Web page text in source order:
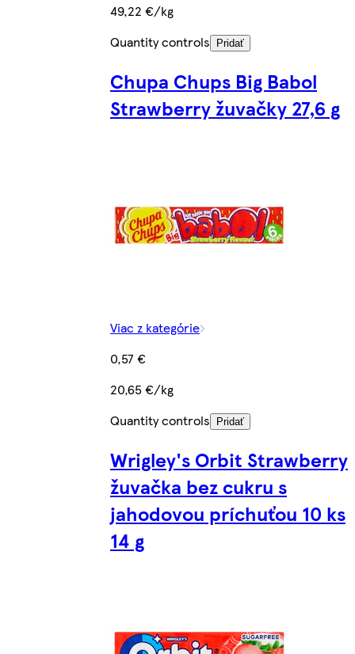
49,22 €/kg
Quantity controls
Pridať
Chupa Chups Big Babol
Strawberry žuvačky 27,6 g
Viac z kategórie
0,57 €
20,65 €/kg
Quantity controls
Pridať
Wrigley's Orbit Strawberry
žuvačka bez cukru s
jahodovou príchuťou 10 ks
14 g